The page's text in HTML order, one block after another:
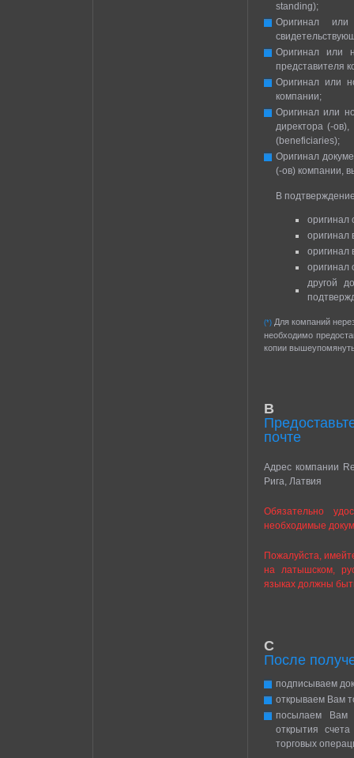
standing);
Оригинал или
Оригинал или
представителя
Оригинал или
компании;
Оригинал или
директора (-
(beneficiaries);
Оригинал
(-ов) компании,
В
оригинал
оригинал
оригинал
оригинал
другой
(*) Для компаний
необходимо
копии
B
почте
Адрес компании
Рига, Латвия
Обязательно
необходимые
Пожалуйста,
на латышском,
языках должны
C
После
подписываем
открываем Вам
посылаем Вам
открытия
торговых